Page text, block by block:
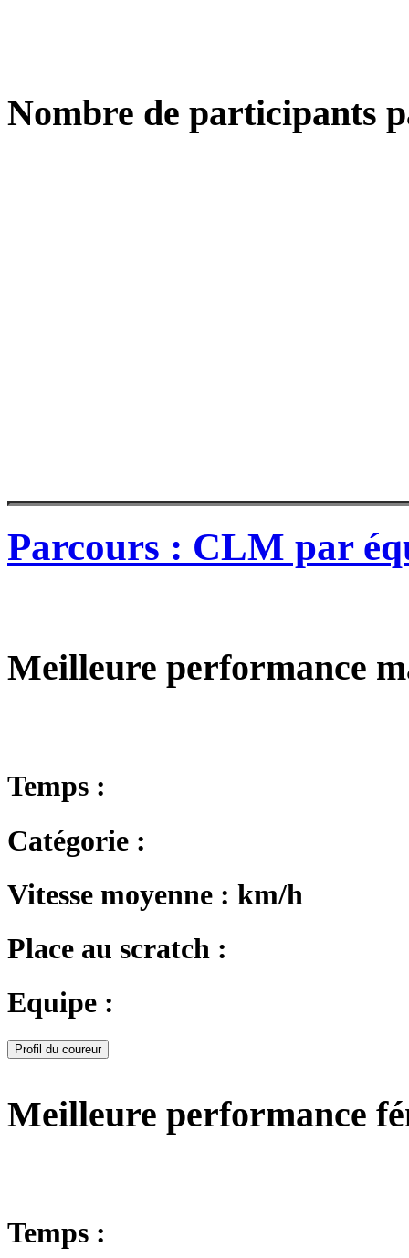
Nombre de participants
Parcours : CLM par
Meilleure performance
Temps :
Catégorie :
Vitesse moyenne : km/h
Place au scratch :
Equipe :
Profil du coureur
Meilleure performance
Temps :